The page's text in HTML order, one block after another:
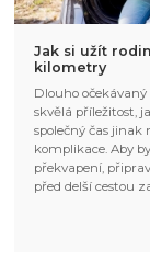
Jak si užít
kilometry
Dlouho
skvělá příležitost,
společný čas
komplikace. Aby
překvapení,
před delší cestou